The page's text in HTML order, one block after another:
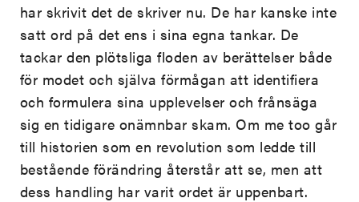
har skrivit det de skriver nu. De har kanske inte
satt ord på det ens i sina egna tankar. De
tackar den plötsliga floden av berättelser både
för modet och själva förmågan att identifiera
och formulera sina upplevelser och frånsäga
sig en tidigare onämnbar skam. Om me too går
till historien som en revolution som ledde till
bestående förändring återstår att se, men att
dess handling har varit ordet är uppenbart.